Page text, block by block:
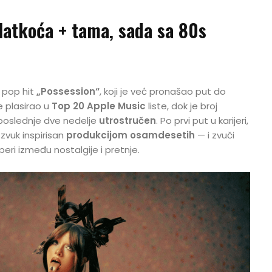
+ tama, sada sa 80s
pop hit „Possession“, koji je već pronašao put do
plasirao u Top 20 Apple Music liste, dok je broj
dve nedelje utrostručen. Po prvi put u karijeri,
inspirisan produkcijom osamdesetih — i zvuči
između nostalgije i pretnje.